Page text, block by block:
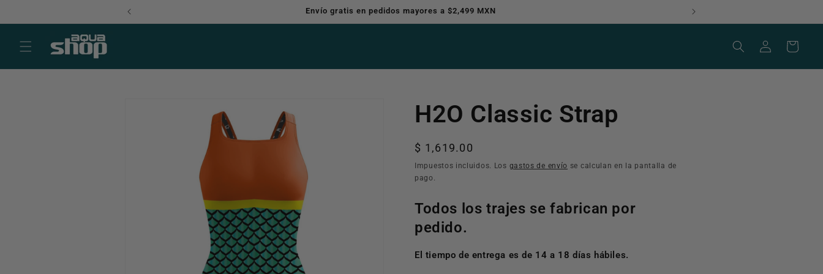
al contenido
Envío gratis en pedidos mayores a $2,499 MXN
sesión
Carrito
H2O Classic Strap
Precio
habitual
$ 1,619.00
Impuestos incluidos. Los gastos de envío se calculan en la pantalla de
pago.
Todos los trajes se fabrican por
pedido.
El tiempo de entrega es de 14 a 18 días hábiles.